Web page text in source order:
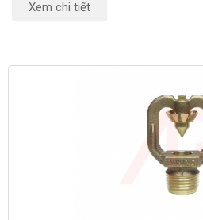
Xem chi tiết